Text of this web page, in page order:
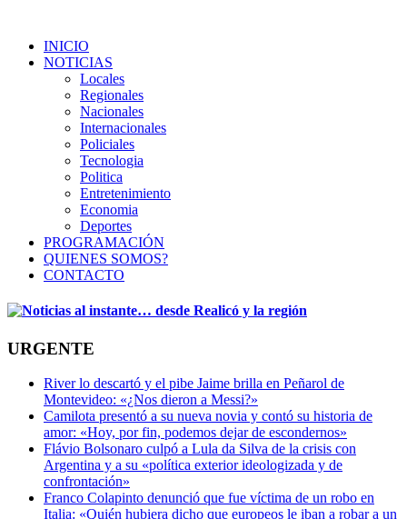
INICIO
NOTICIAS
Locales
Regionales
Nacionales
Internacionales
Policiales
Tecnologia
Politica
Entretenimiento
Economia
Deportes
PROGRAMACIÓN
QUIENES SOMOS?
CONTACTO
URGENTE
River lo descartó y el pibe Jaime brilla en Peñarol de
Montevideo: «¿Nos dieron a Messi?»
Camilota presentó a su nueva novia y contó su historia de
amor: «Hoy, por fin, podemos dejar de escondernos»
Flávio Bolsonaro culpó a Lula da Silva de la crisis con
Argentina y a su «política exterior ideologizada y de
confrontación»
Franco Colapinto denunció que fue víctima de un robo en
Italia: «Quién hubiera dicho que europeos le iban a robar a un